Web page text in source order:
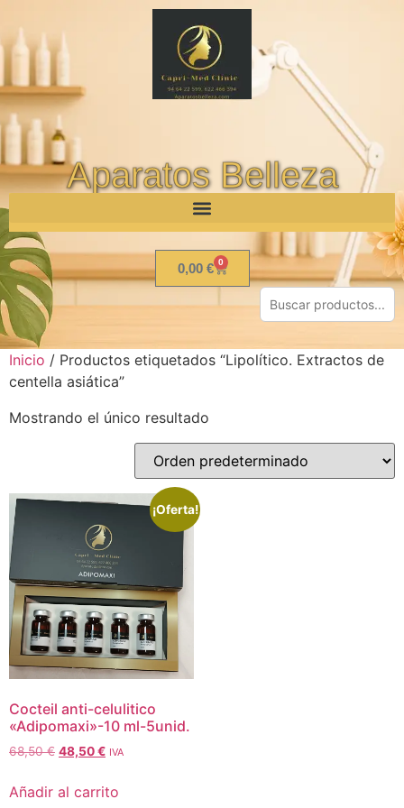
Aparatos Belleza
0,00 € 0
Inicio / Productos etiquetados “Lipolítico. Extractos de
centella asiática”
Mostrando el único resultado
¡Oferta!
Cocteil anti-celulitico
«Adipomaxi»-10 ml-5unid.
68,50€ 48,50€ IVA
Añadir al carrito